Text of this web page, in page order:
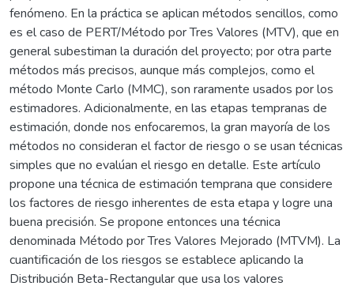
fenómeno. En la práctica se aplican métodos sencillos, como
es el caso de PERT/Método por Tres Valores (MTV), que en
general subestiman la duración del proyecto; por otra parte
métodos más precisos, aunque más complejos, como el
método Monte Carlo (MMC), son raramente usados por los
estimadores. Adicionalmente, en las etapas tempranas de
estimación, donde nos enfocaremos, la gran mayoría de los
métodos no consideran el factor de riesgo o se usan técnicas
simples que no evalúan el riesgo en detalle. Este artículo
propone una técnica de estimación temprana que considere
los factores de riesgo inherentes de esta etapa y logre una
buena precisión. Se propone entonces una técnica
denominada Método por Tres Valores Mejorado (MTVM). La
cuantificación de los riesgos se establece aplicando la
Distribución Beta-Rectangular que usa los valores